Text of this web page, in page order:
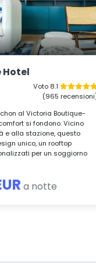
Voto 8.1
(965
al Victoria Boutique-
si fondono. Vicino
e alla stazione, questo
unico, un rooftop
per un soggiorno
a notte